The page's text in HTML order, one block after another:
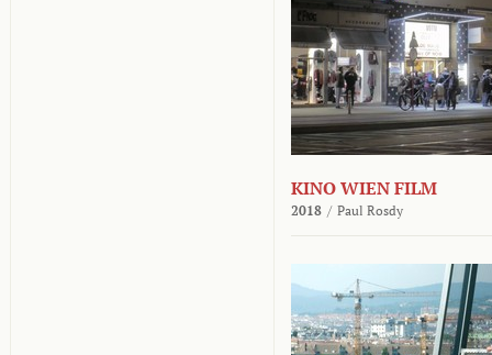
KINO WIEN FILM
2018 / Paul Rosdy